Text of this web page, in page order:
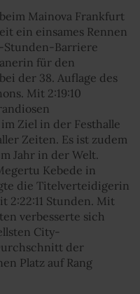
Mainova Frankfurt
ein einsames Rennen
Stunden-Barriere
für den
der 38. Auflage des
Mit 2:19:10
Ziel in der Festhalle
Zeiten. Es ist zudem
Jahr in der Welt.
Kebede in
die Titelverteidigerin
2:22:11 Stunden. Mit
verbesserte sich
City-
der
Platz auf Rang